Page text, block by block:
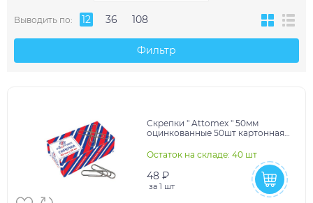
Выводить по: 12 36 108
Фильтр
Скрепки " Attomex " 50мм
оцинкованные 50шт картонная
10702070/101225/5434196
Остаток на складе: 40 шт
48 ₽
за 1 шт